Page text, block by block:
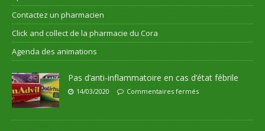
Contactez un pharmacien
Click and collect de la pharmacie du Cora
Agenda des animations
Pas d’anti-inflammatoire en cas d’état fébrile
14/03/2020 Commentaires fermés